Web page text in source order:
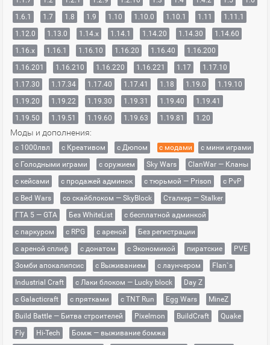
1.6.1
1.7 1.8 1.9 1.10 1.10.0 1.10.1 1.11
1.11.1
1.12.0
1.13.0 1.14.x 1.14.1 1.14.20 1.14.30
1.14.60
1.16.x
1.16.1 1.16.10 1.16.20 1.16.40
1.16.200
1.16.201
1.16.210 1.16.220 1.16.221 1.17
1.17.10
1.17.30
1.17.34 1.17.40 1.17.41 1.18 1.19.0
1.19.10
1.19.20
1.19.22 1.19.30 1.19.31 1.19.40
1.19.41
1.19.50
1.19.51 1.19.60 1.19.63 1.19.81 1.20
Моды и дополнения:
с 1000лвл c Креативом с Дюпом с модами
с мини играми
с Голодными играми
с оружием Sky Wars
ClanWar — Кланы
с кейсами
с продажей админок с тюрьмой — Prison
с PvP
с Bed Wars
со скайблоком — SkyBlock
Сталкер — Stalker
ГТА 5 — GTA
Без WhiteList
с бесплатной админкой
с паркуром
с RPG с ареной
Без регистрации
с ареной сплиф
с донатом с Экономикой пиратские
PVE
Зомби апокалипсис
с Выживанием с лаунчером
Flan`s
Industrial Craft
с Лаки блоком — Lucky block
Day Z
с Galacticraft
с прятками с TNT Run Egg Wars
MineZ
Build Battle — Битва строителей
Pixelmon BuildCraft
Quake
Fly
Hi-Tech
Бомж — выживание бомжа